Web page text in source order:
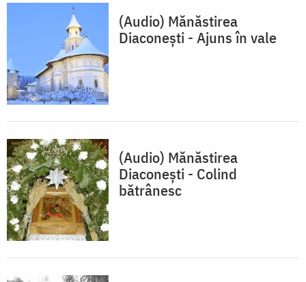
(Audio) Mănăstirea
Diaconești - Ajuns în vale
(Audio) Mănăstirea
Diaconești - Colind
bătrânesc